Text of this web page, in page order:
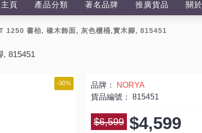
主頁 產品分類 著名品牌 推廣貨品 關
1250 書枱, 橡木飾面, 灰色櫃桶,實木腳, 815451
, 815451
-30% 品牌：
NORYA
貨品編號： 815451
$6,599 $4,599